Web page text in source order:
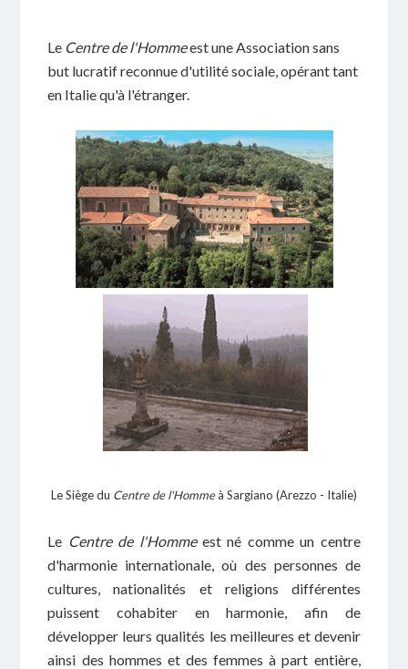
Le Centre de l'Hommeest une Association sans
but lucratif reconnue d'utilité sociale, opérant tant
en Italie qu'à l'étranger.
Le Siège du Centre de l'Hommeà Sargiano (Arezzo - Italie)
Le Centre de l'Hommeest né comme un centre
d'harmonie internationale, où des personnes de
cultures, nationalités et religions différentes
puissent cohabiter en harmonie, afin de
développer leurs qualités les meilleures et devenir
ainsi des hommes et des femmes à part entière,